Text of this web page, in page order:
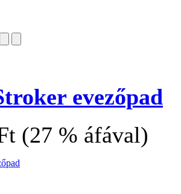
evezőpad
(27 % áfával)